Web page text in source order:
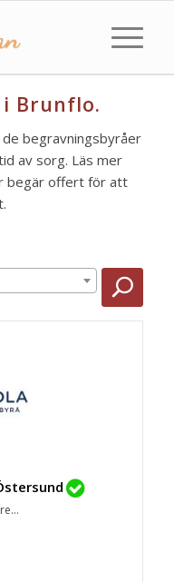
Brunflo.
begravningsbyråer
av sorg. Läs mer
begär offert för att